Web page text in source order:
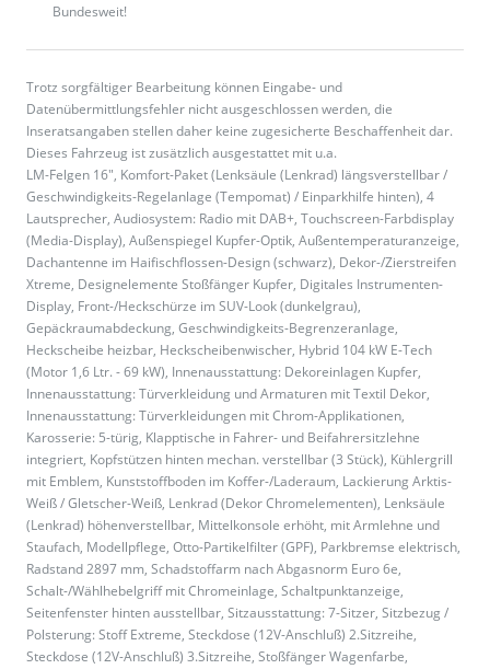
Bundesweit!
Trotz sorgfältiger Bearbeitung können Eingabe- und
Datenübermittlungsfehler nicht ausgeschlossen werden, die
Inseratsangaben stellen daher keine zugesicherte Beschaffenheit dar.
Dieses Fahrzeug ist zusätzlich ausgestattet mit u.a.
LM-Felgen 16", Komfort-Paket (Lenksäule (Lenkrad) längsverstellbar /
Geschwindigkeits-Regelanlage (Tempomat) / Einparkhilfe hinten), 4
Lautsprecher, Audiosystem: Radio mit DAB+, Touchscreen-Farbdisplay
(Media-Display), Außenspiegel Kupfer-Optik, Außentemperaturanzeige,
Dachantenne im Haifischflossen-Design (schwarz), Dekor-/Zierstreifen
Xtreme, Designelemente Stoßfänger Kupfer, Digitales Instrumenten-
Display, Front-/Heckschürze im SUV-Look (dunkelgrau),
Gepäckraumabdeckung, Geschwindigkeits-Begrenzeranlage,
Heckscheibe heizbar, Heckscheibenwischer, Hybrid 104 kW E-Tech
(Motor 1,6 Ltr. - 69 kW), Innenausstattung: Dekoreinlagen Kupfer,
Innenausstattung: Türverkleidung und Armaturen mit Textil Dekor,
Innenausstattung: Türverkleidungen mit Chrom-Applikationen,
Karosserie: 5-türig, Klapptische in Fahrer- und Beifahrersitzlehne
integriert, Kopfstützen hinten mechan. verstellbar (3 Stück), Kühlergrill
mit Emblem, Kunststoffboden im Koffer-/Laderaum, Lackierung Arktis-
Weiß / Gletscher-Weiß, Lenkrad (Dekor Chromelementen), Lenksäule
(Lenkrad) höhenverstellbar, Mittelkonsole erhöht, mit Armlehne und
Staufach, Modellpflege, Otto-Partikelfilter (GPF), Parkbremse elektrisch,
Radstand 2897 mm, Schadstoffarm nach Abgasnorm Euro 6e,
Schalt-/Wählhebelgriff mit Chromeinlage, Schaltpunktanzeige,
Seitenfenster hinten ausstellbar, Sitzausstattung: 7-Sitzer, Sitzbezug /
Polsterung: Stoff Extreme, Steckdose (12V-Anschluß) 2.Sitzreihe,
Steckdose (12V-Anschluß) 3.Sitzreihe, Stoßfänger Wagenfarbe,